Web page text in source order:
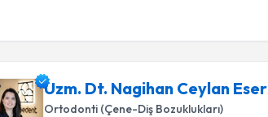
Uzm. Dt. Nagihan Ceylan Eser
Ortodonti (Çene-Diş Bozuklukları)